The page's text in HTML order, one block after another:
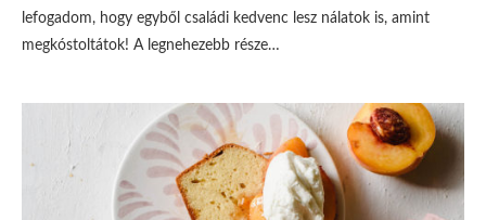
lefogadom, hogy egyből családi kedvenc lesz nálatok is, amint
megkóstoltátok! A legnehezebb része…